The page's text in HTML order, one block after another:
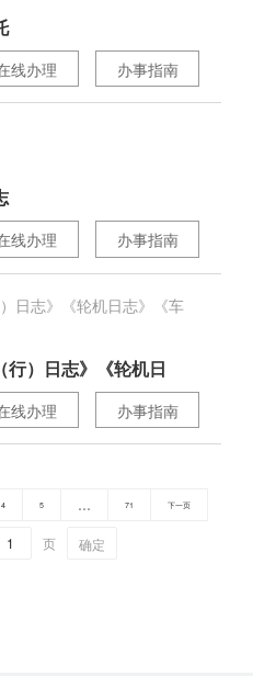
办事指南
线办理
办事指南
线办理
日志》《轮机日志》《车
）日志》《轮机日
办事指南
线办理
4 5 … 71 下一页
页 确定